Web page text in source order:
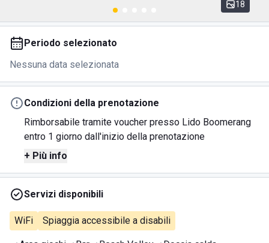
18
Periodo selezionato
Nessuna data selezionata
Condizioni della prenotazione
Rimborsabile tramite voucher presso Lido Boomerang
entro 1 giorno dall'inizio della prenotazione
+ Più info
Servizi disponibili
WiFi Spiaggia accessibile a disabili